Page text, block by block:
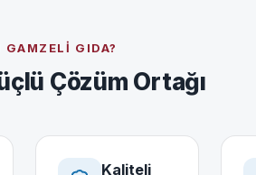
GAMZELI GIDA?
Çözüm Ortağı
Kaliteli